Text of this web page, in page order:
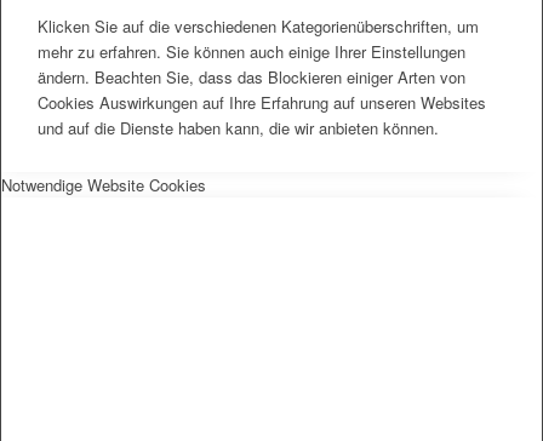
Klicken Sie auf die verschiedenen Kategorienüberschriften, um
mehr zu erfahren. Sie können auch einige Ihrer Einstellungen
ändern. Beachten Sie, dass das Blockieren einiger Arten von
Cookies Auswirkungen auf Ihre Erfahrung auf unseren Websites
und auf die Dienste haben kann, die wir anbieten können.
Notwendige Website Cookies